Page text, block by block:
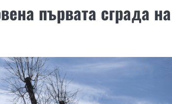
първата сграда на